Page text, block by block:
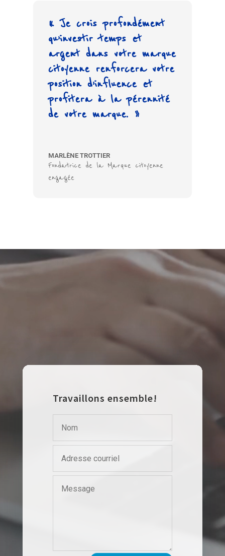
« Je crois profondément
qu’investir temps et
argent dans votre marque
citoyenne renforcera votre
position d’influence et
profitera à la pérennité
de votre marque. »
MARLÈNE TROTTIER
Fondatrice de la Marque citoyenne
engagée
vidéo
Travaillons ensemble!